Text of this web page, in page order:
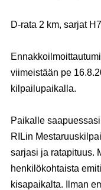
D-rata 2 km, sarjat
viimeistään pe
kilpailupaikalla.
Paikalle
RILin
sarjasi ja ratapituus.
henkilökohtaista
kisapaikalta. Ilman